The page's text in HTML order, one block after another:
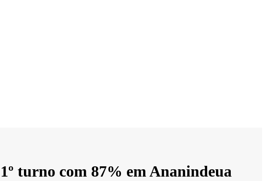
turno com 87% em Ananindeua